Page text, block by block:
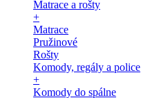
Matrace a rošty
+
Matrace
Pružinové
Rošty
Komody, regály a police
+
Komody do spálne